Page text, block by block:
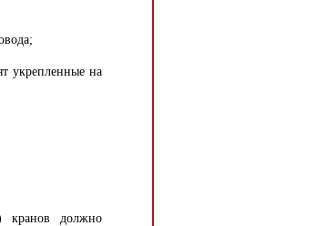
укрепленные на
кранов должно